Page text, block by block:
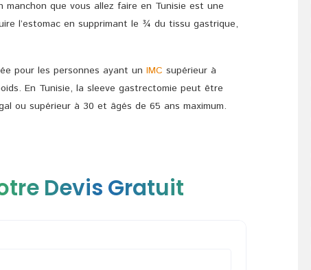
que vous allez faire en Tunisie est une
l’estomac en supprimant le ¾ du tissu gastrique,
pour les personnes ayant un IMC supérieur à
En Tunisie, la sleeve gastrectomie peut être
ou supérieur à 30 et âgés de 65 ans maximum.
Devis Gratuit